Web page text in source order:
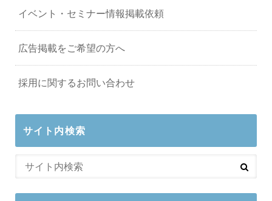
イベント・セミナー情報掲載依頼
広告掲載をご希望の方へ
採用に関するお問い合わせ
サイト内検索